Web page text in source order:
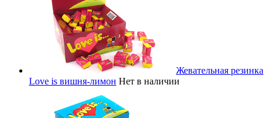
Жевательная резинка
Love is вишня-лимон Нет в наличии